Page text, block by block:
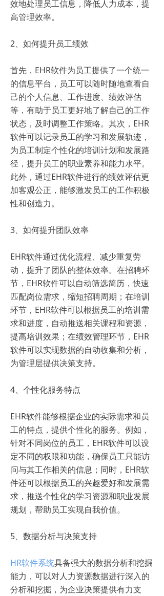
效地处理员工信息，降低人力成本，提
高管理效率。
2、如何提升员工绩效
首先，EHR软件为员工提供了一个统一
的信息平台，员工可以随时随地查看自
己的个人信息、工作进度、绩效评估
等，有助于员工更好地了解自己的工作
状态，及时调整工作策略。其次，EHR
软件可以记录员工的学习和发展轨迹，
为员工制定个性化的培训计划和发展路
径，提升员工的职业素养和能力水平。
此外，通过EHR软件进行的绩效评估更
加客观公正，能够激发员工的工作积极
性和创造力。
3、如何提升团队效率
EHR软件通过优化流程、减少重复劳
动，提升了团队的整体效率。在招聘环
节，EHR软件可以自动筛选简历，快速
匹配岗位需求，缩短招聘周期；在培训
环节，EHR软件可以根据员工的培训需
求和进度，自动推送相关课程和资源，
提高培训效果；在绩效管理环节，EHR
软件可以实现数据的自动收集和分析，
为管理层提供决策支持。
4、个性化服务特点
EHR软件能够根据企业的实际需求和员
工的特点，提供个性化的服务。例如，
针对不同岗位的员工，EHR软件可以设
定不同的权限和功能，确保员工只能访
问与其工作相关的信息；同时，EHR软
件还可以根据员工的兴趣爱好和发展需
求，推送个性化的学习资源和职业发展
规划，帮助员工实现自我价值。
5、数据分析与决策支持
HR软件系统具备强大的数据分析和挖掘
能力，可以对人力资源数据进行深入的
分析和挖掘，为企业决策提供有力支